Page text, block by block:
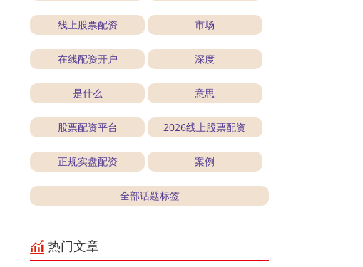
线上股票配资 市场
在线配资开户 深度
是什么 意思
股票配资平台 2026线上股票配资
正规实盘配资 案例
全部话题标签
热门文章